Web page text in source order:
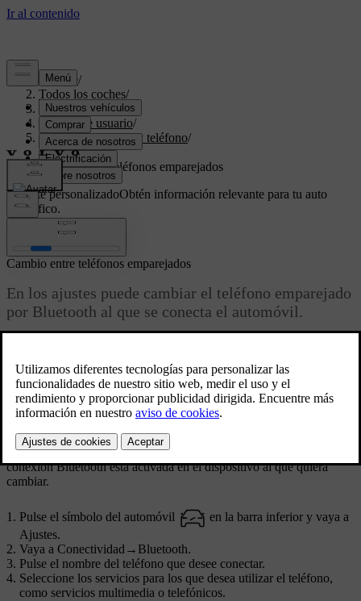
Soporte/
Todos los coches/
XC60 2024/
Manual de usuario/
Pantallas, software y teléfono/
Teléfono/
Cambio entre teléfonos emparejados
Soporte personalizadoObtén información relevante para tu auto
específico.
Iniciar sesión
Cambio entre teléfonos emparejados
En los ajustes puede cambiar el teléfono emparejado
por Bluetooth al que se conecta el automóvil.
pero nunca puede tener conectado más de un teléfono a la vez.
Si quiere cambiar la conexión Bluetooth a otro dispositivo, tiene que
emparejarlo primero con el automóvil. Puede hacerlo en los ajustes.
Antes de cambiar a otro dispositivo emparejado, asegúrese de que la
conexión Bluetooth está activada en el dispositivo al que quiera
cambiar.
Pulse el símbolo del automóvil
en la barra inferior y vaya a
Ajustes.
Vaya a Conectividad → Bluetooth.
Pulse el nombre del teléfono que desee conectar.
Seleccione los servicios para los que desea utilizar el teléfono,
como servicios multimedia o telefónicos.